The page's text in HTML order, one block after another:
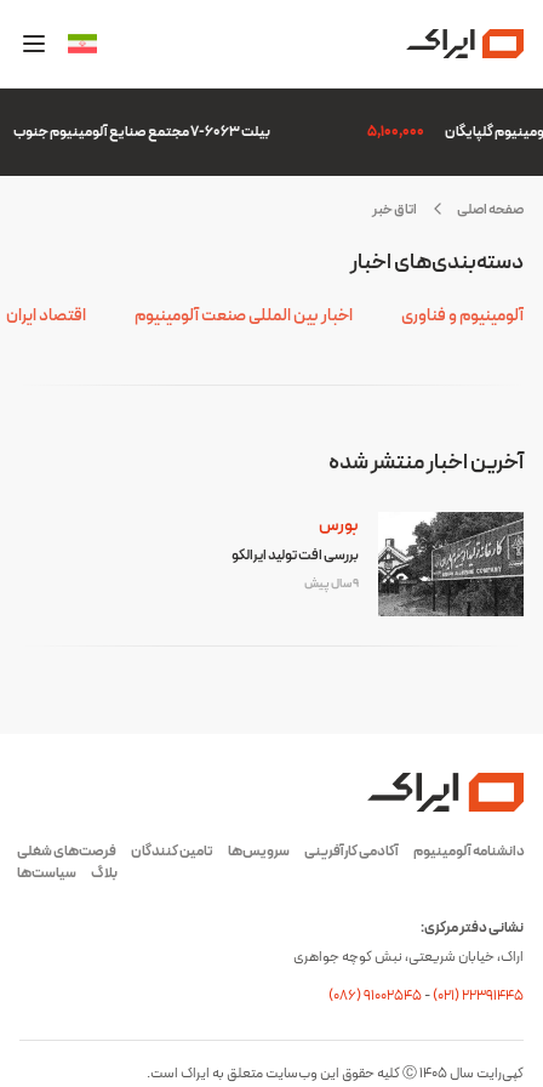
بیلت 6063-7 مجتمع صنایع آلومینیوم جنوب 5,100,000
صفحه اصلی اتاق خبر
پودرآلومینا
آخرین اخبار منتشر شده
بورس
بررسی افت تولید ایرالکو
9 سال پیش
دسته‌بندی‌های اخبار
آلومینیوم و فناوری اخبار بین المللی صنعت آلومینیوم اقتصاد ایران
دانشنامه آلومینیوم آکادمی کارآفرینی سرویس‌ها تامین کنندگان
فرصت‌های شغلی
بلاگ
سیاست‌ها
نشانی دفتر مرکزی:
اراک، خیابان شریعتی، نبش کوچه جواهری
(۰۸۶) ۹۱۰۰۲۵۴۵-(۰21) 22391445
کپی‌رایت سال ۱۴۰۵ Ⓒ کلیه حقوق این وب‌سایت متعلق به ایراک است.